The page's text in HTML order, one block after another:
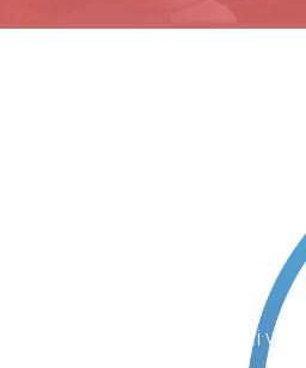
Thầy dạy nhiệt tình dễ hiểu lại